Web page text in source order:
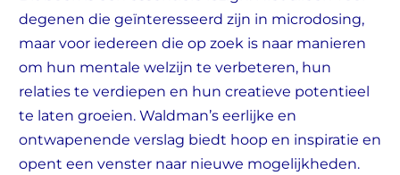
degenen die geïnteresseerd zijn in microdosing,
maar voor iedereen die op zoek is naar manieren
om hun mentale welzijn te verbeteren, hun
relaties te verdiepen en hun creatieve potentieel
te laten groeien. Waldman’s eerlijke en
ontwapenende verslag biedt hoop en inspiratie en
opent een venster naar nieuwe mogelijkheden.